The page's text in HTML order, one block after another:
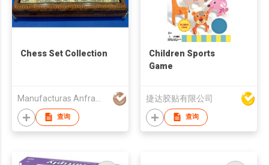
Chess Set Collection
查询
Children Sports
Game
捷达胶贴有限公司
查询